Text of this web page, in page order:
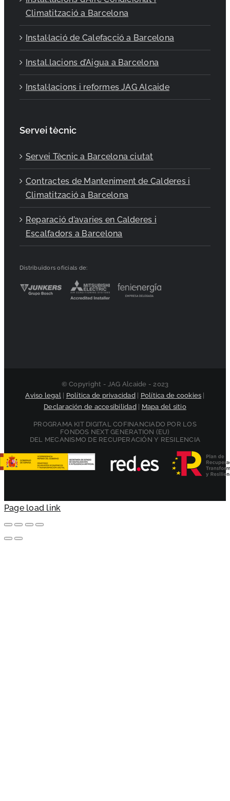
Climatització a Barcelona
Instal·lació de Calefacció a Barcelona
Instal.lacions d’Aigua a Barcelona
Instal·lacions i reformes JAG Alcaide
Servei tècnic
Servei Tècnic a Barcelona ciutat
Contractes de Manteniment de Calderes i
Climatització a Barcelona
Reparació d’avaries en Calderes i
Escalfadors a Barcelona
Distribuïdors oficials de:
© Copyright - JAG Alcaide - 2023
Aviso legal
Política de privacidad Política de cookies
Declaración de accesibilidad
Mapa del sitio
PROGRAMA KIT DIGITAL COFINANCIADO POR LOS
FONDOS NEXT GENERATION (EU)
DEL MECANISMO DE RECUPERACIÓN Y RESILENCIA
Page load link